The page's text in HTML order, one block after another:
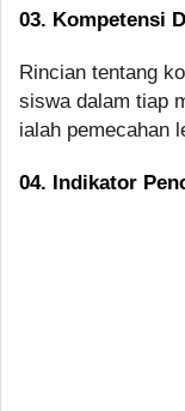
03. Kompetensi
Rincian tentang
siswa dalam tiap
ialah pemecahan
04. Indikator